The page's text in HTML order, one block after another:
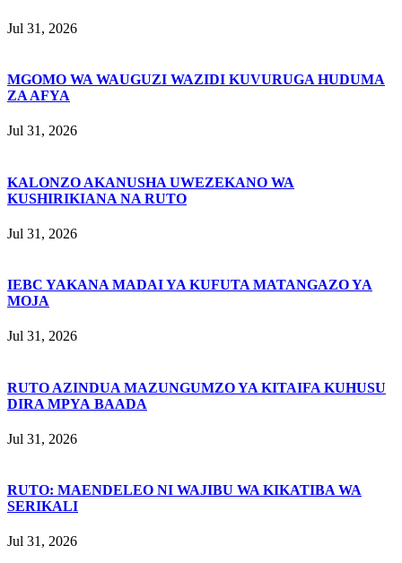
Jul 31, 2026
MGOMO WA WAUGUZI WAZIDI KUVURUGA HUDUMA
ZA AFYA
Jul 31, 2026
KALONZO AKANUSHA UWEZEKANO WA
KUSHIRIKIANA NA RUTO
Jul 31, 2026
IEBC YAKANA MADAI YA KUFUTA MATANGAZO YA
MOJA
Jul 31, 2026
RUTO AZINDUA MAZUNGUMZO YA KITAIFA KUHUSU
DIRA MPYA BAADA
Jul 31, 2026
RUTO: MAENDELEO NI WAJIBU WA KIKATIBA WA
SERIKALI
Jul 31, 2026